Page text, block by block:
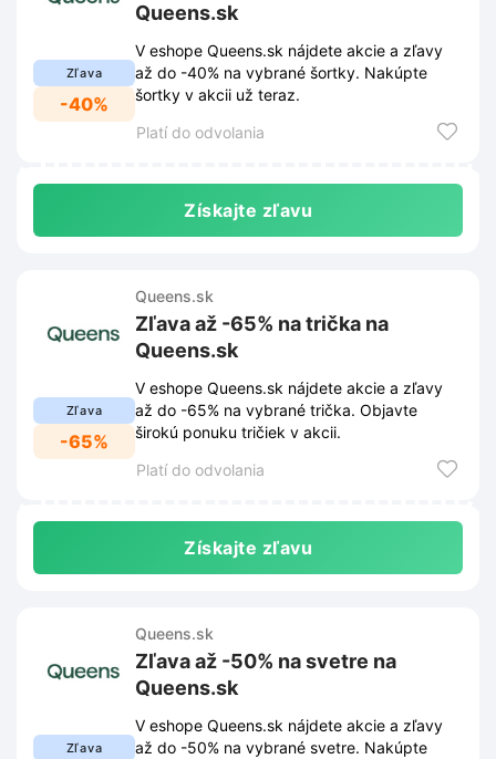
Zľava
-40%
Queens.sk
V eshope Queens.sk nájdete akcie a zľavy
až do -40% na vybrané šortky. Nakúpte
šortky v akcii už teraz.
Platí do odvolania
Získajte zľavu
Zľava
-65%
Queens.sk
Zľava až -65% na trička na
Queens.sk
V eshope Queens.sk nájdete akcie a zľavy
až do -65% na vybrané trička. Objavte
širokú ponuku tričiek v akcii.
Platí do odvolania
Získajte zľavu
Zľava
Queens.sk
Zľava až -50% na svetre na
Queens.sk
V eshope Queens.sk nájdete akcie a zľavy
až do -50% na vybrané svetre. Nakúpte